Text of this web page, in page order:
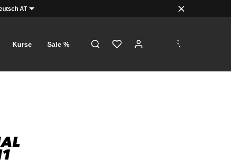
AT
Kurse Sale %
...